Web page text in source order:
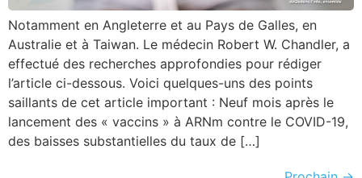
Notamment en Angleterre et au Pays de Galles, en
Australie et à Taiwan. Le médecin Robert W. Chandler, a
effectué des recherches approfondies pour rédiger
l’article ci-dessous. Voici quelques-uns des points
saillants de cet article important : Neuf mois après le
lancement des « vaccins » à ARNm contre le COVID-19,
des baisses substantielles du taux de […]